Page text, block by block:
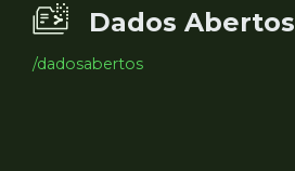
Dados Abertos
/dadosabertos